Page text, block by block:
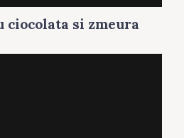
ciocolata si zmeura